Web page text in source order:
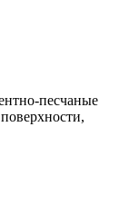
песчаные